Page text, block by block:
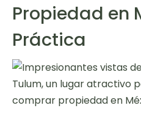
Propiedad en
Práctica